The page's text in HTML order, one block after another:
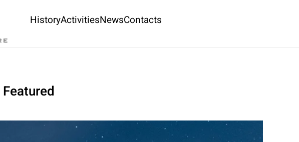
HistoryActivitiesNewsContacts
Featured